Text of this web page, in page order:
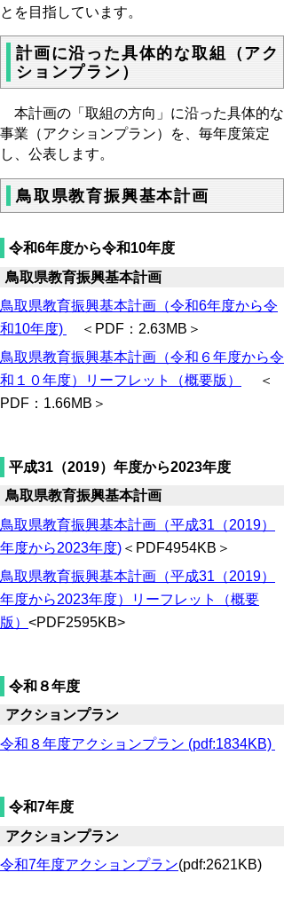
とを目指しています。
計画に沿った具体的な取組（アク
ションプラン）
本計画の「取組の方向」に沿った具体的な
事業（アクションプラン）を、毎年度策定
し、公表します。
鳥取県教育振興基本計画
令和6年度から令和10年度
鳥取県教育振興基本計画
鳥取県教育振興基本計画（令和6年度から令
和10年度)
＜PDF：2.63MB＞
鳥取県教育振興基本計画（令和６年度から令
和１０年度）リーフレット（概要版）
＜
PDF：1.66MB＞
平成31（2019）年度から2023年度
鳥取県教育振興基本計画
鳥取県教育振興基本計画（平成31（2019）
年度から2023年度) ＜PDF4954KB＞
鳥取県教育振興基本計画（平成31（2019）
年度から2023年度）リーフレット（概要
版） <PDF2595KB>
令和８年度
アクションプラン
令和８年度アクションプラン (pdf:1834KB)
令和7年度
アクションプラン
令和7年度アクションプラン(pdf:2621KB)